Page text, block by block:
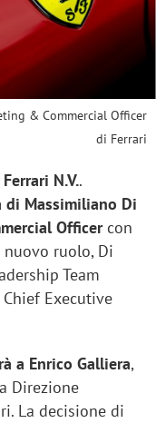
& Commercial Officer
di Ferrari
Ferrari N.V..
di Massimiliano Di
Officercon
ruolo, Di
Team
Executive
a Enrico Galliera,
Direzione
La decisione di